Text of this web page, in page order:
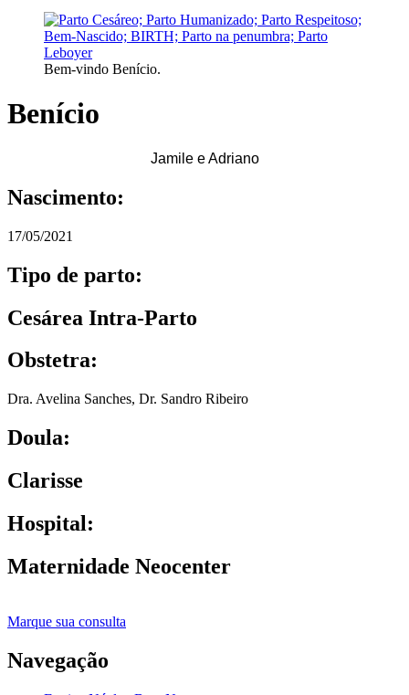
Bem-vindo Benício.
Benício
Jamile e Adriano
Nascimento:
17/05/2021
Tipo de parto:
Cesárea Intra-Parto
Obstetra:
Dra. Avelina Sanches, Dr. Sandro Ribeiro
Doula:
Clarisse
Hospital:
Maternidade Neocenter
Marque sua consulta
Navegação